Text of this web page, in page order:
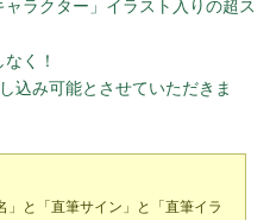
ラクター」イラスト入りの超ス
く！
込み可能とさせていただきま
」と「直筆サイン」と「直筆イラ